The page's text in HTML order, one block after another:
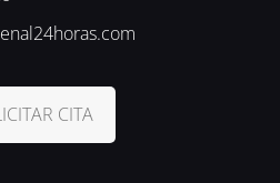
CITA